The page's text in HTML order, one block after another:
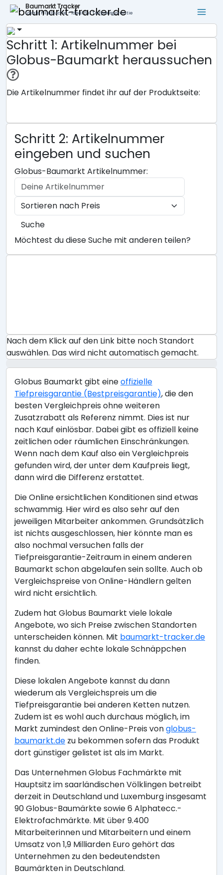
Baumarkt Tracker
Lokale Filialsuche - ideal für Tiefpreisgarantie
Schritt 1: Artikelnummer bei
Globus-Baumarkt heraussuchen
Die Artikelnummer findet ihr auf der Produktseite:
Schritt 2: Artikelnummer
eingeben und suchen
Globus-Baumarkt Artikelnummer:
Suche
Möchtest du diese Suche mit anderen teilen?
Nach dem Klick auf den Link bitte noch Standort
auswählen. Das wird nicht automatisch gemacht.
Globus Baumarkt gibt eineoffizielle
Tiefpreisgarantie (Bestpreisgarantie), die den
besten Vergleichpreis ohne weiteren
Zusatzrabatt als Referenz nimmt. Dies ist nur
nach Kauf einlösbar. Dabei gibt es offiziell keine
zeitlichen oder räumlichen Einschränkungen.
Wenn nach dem Kauf also ein Vergleichpreis
gefunden wird, der unter dem Kaufpreis liegt,
dann wird die Differenz erstattet.
Die Online ersichtlichen Konditionen sind etwas
schwammig. Hier wird es also sehr auf den
jeweiligen Mitarbeiter ankommen. Grundsätzlich
ist nichts ausgeschlossen, hier könnte man es
also nochmal versuchen falls der
Tiefpreisgarantie-Zeitraum in einem anderen
Baumarkt schon abgelaufen sein sollte. Auch ob
Vergleichspreise von Online-Händlern gelten
wird nicht ersichtlich.
Zudem hat Globus Baumarkt viele lokale
Angebote, wo sich Preise zwischen Standorten
unterscheiden können. Mit baumarkt-tracker.de
kannst du daher echte lokale Schnäppchen
finden.
Diese lokalen Angebote kannst du dann
wiederum als Vergleichspreis um die
Tiefpreisgarantie bei anderen Ketten nutzen.
Zudem ist es wohl auch durchaus möglich, im
Markt zumindest den Online-Preis vonglobus-
baumarkt.de zu bekommen sofern das Produkt
dort günstiger gelistet ist als im Markt.
Das Unternehmen Globus Fachmärkte mit
Hauptsitz im saarländischen Völklingen betreibt
derzeit in Deutschland und Luxemburg insgesamt
90 Globus-Baumärkte sowie 6 Alphatecc.-
Elektrofachmärkte. Mit über 9.400
Mitarbeiterinnen und Mitarbeitern und einem
Umsatz von 1,9 Milliarden Euro gehört das
Unternehmen zu den bedeutendsten
Baumärkten in Deutschland.